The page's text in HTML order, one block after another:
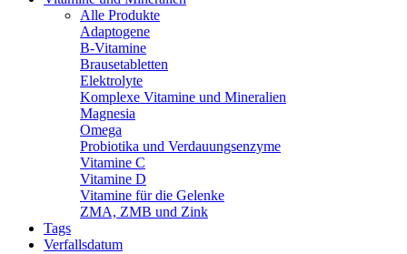
Alle Produkte
Adaptogene
B-Vitamine
Brausetabletten
Elektrolyte
Komplexe Vitamine und Mineralien
Magnesia
Omega
Probiotika und Verdauungsenzyme
Vitamine C
Vitamine D
Vitamine für die Gelenke
ZMA, ZMB und Zink
Tags
Verfallsdatum